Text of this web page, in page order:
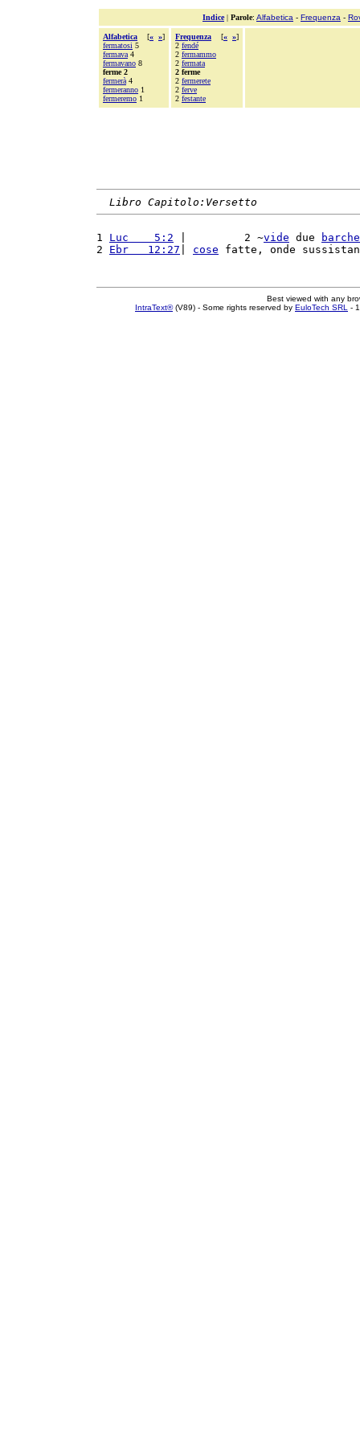
Indice| Parole: Alfabetica - Frequenza -
Alfabetica [« »]
fermatosi 5
fermava 4
fermavano 8
ferme 2
fermerà 4
fermeranno 1
fermeremo 1
Frequenza [« »]
2 fendé
2 fermammo
2 fermata
2 ferme
2 fermerete
2 ferve
2 festante
Libro Capitolo:Versetto
1 Luc    5:2 |         2 ~vide due
barche
2 Ebr   12:27 cose fatte, onde
Best viewed with any
IntraText®(V89) - Some rights reserved by EuloTech SRL -